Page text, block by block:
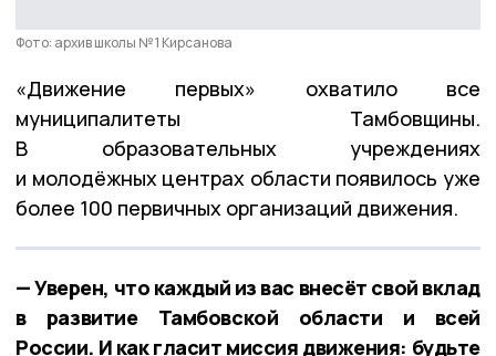
Фото: архив школы № 1 Кирсанова
«Движение первых» охватило все
муниципалитеты Тамбовщины.
В образовательных учреждениях
и молодёжных центрах области появилось уже
более 100 первичных организаций движения.
— Уверен, что каждый из вас внесёт свой вклад
в развитие Тамбовской области и всей
России. И как гласит миссия движения: будьте